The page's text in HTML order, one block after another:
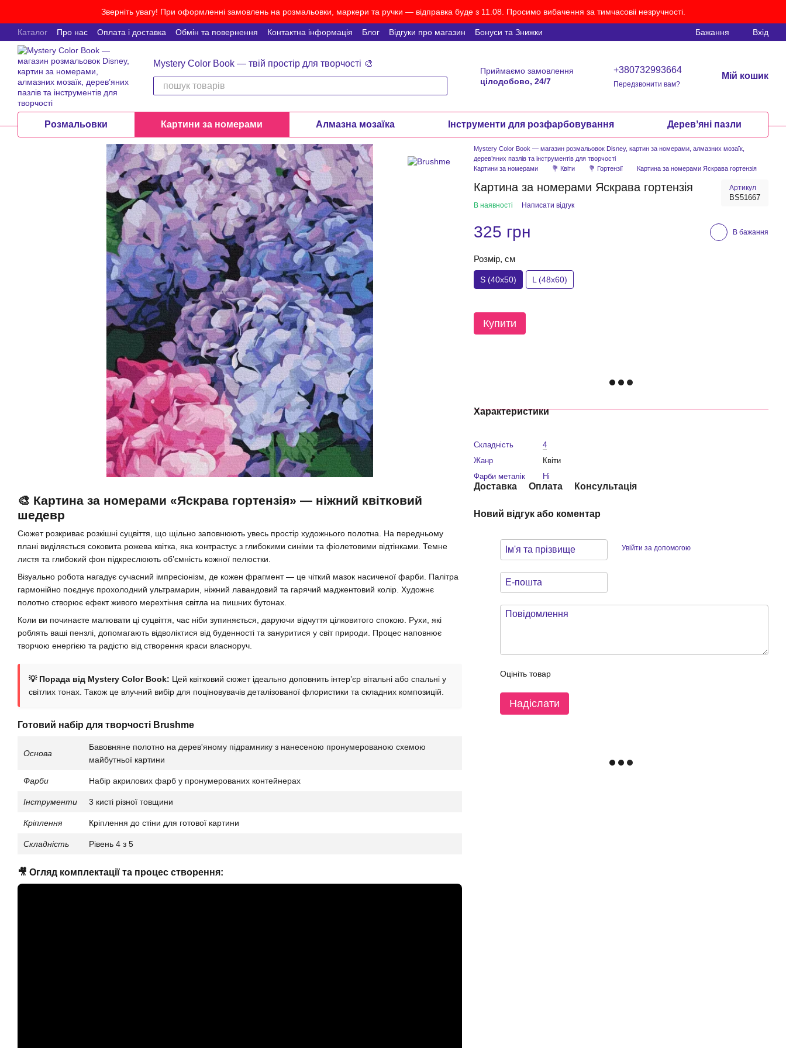
Перейти до основного контентуЗверніть увагу! При оформленні замовлень на розмальовки, маркери та ручки — відправка буде з 11.08. Просимо вибачення за тимчасовіі незручності.
Каталог Про нас Оплата і доставка Обмін та повернення Контактна інформація Блог Відгуки про магазин Бонуси та Знижки Бажання Вхід
Mystery Color Book — твій простір для творчості 🎨
Приймаємо замовлення
цілодобово, 24/7
+380732993664
Передзвонити вам?
Мій кошик
Розмальовки Картини за номерами Алмазна мозаїка Інструменти для розфарбовування Деревʼяні пазли
🎨 Картина за номерами «Яскрава гортензія» — ніжний квітковий
шедевр
Сюжет розкриває розкішні суцвіття, що щільно заповнюють увесь простір художнього полотна. На передньому
плані виділяється соковита рожева квітка, яка контрастує з глибокими синіми та фіолетовими відтінками. Темне
листя та глибокий фон підкреслюють об’ємність кожної пелюстки.
Візуально робота нагадує сучасний імпресіонізм, де кожен фрагмент — це чіткий мазок насиченої фарби. Палітра
гармонійно поєднує прохолодний ультрамарин, ніжний лавандовий та гарячий маджентовий колір. Художнє
полотно створює ефект живого мерехтіння світла на пишних бутонах.
Коли ви починаєте малювати ці суцвіття, час ніби зупиняється, даруючи відчуття цілковитого спокою. Рухи, які
роблять ваші пензлі, допомагають відволіктися від буденності та зануритися у світ природи. Процес наповнює
творчою енергією та радістю від створення краси власноруч.
💡 Порада від Mystery Color Book: Цей квітковий сюжет ідеально доповнить інтер’єр вітальні або спальні у
світлих тонах. Також це влучний вибір для поціновувачів деталізованої флористики та складних композицій.
Готовий набір для творчості Brushme
Основа
Бавовняне полотно на дерев'яному підрамнику з нанесеною пронумерованою схемою
майбутньої картини
Фарби Набір акрилових фарб у пронумерованих контейнерах
Інструменти 3 кисті різної товщини
Кріплення Кріплення до стіни для готової картини
Складність Рівень 4 з 5
🎥 Огляд комплектації та процес створення:
Mystery Color Book — магазин розмальовок Disney, картин за номерами, алмазних мозаїк,
дерев’яних пазлів та інструментів для творчості
Картини за номерами
💐 Квіти 💐 Гортензії Картина за номерами Яскрава гортензія
Картина за номерами Яскрава гортензія Артикул
BS51667
В наявності Написати відгук
325 грн В бажання
Розмір, см
S (40x50) L (48x60)
Купити
Характеристики
Складність
4
Жанр
Квіти
Фарби металік
Ні
Доставка Оплата Консультація
Новий відгук або коментар
Увійти за допомогою
Оцініть товар
Надіслати